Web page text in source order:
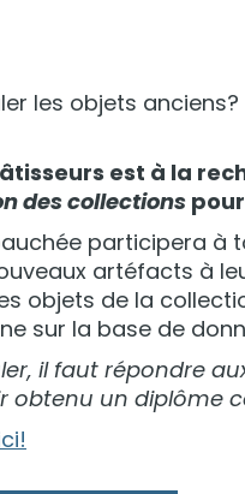
les objets
est à la
des collections
participera à
artéfacts à
objets de la
sur la base de
il faut répondre
un diplôme